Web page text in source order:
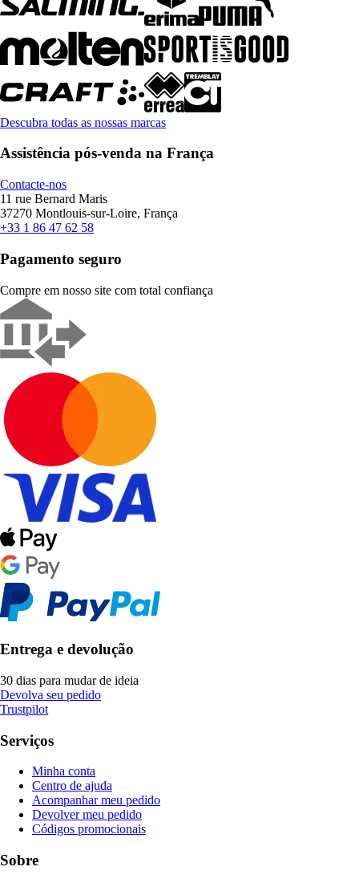
Descubra todas as nossas marcas
Assistência pós-venda na França
Contacte-nos
11 rue Bernard Maris
37270 Montlouis-sur-Loire, França
+33 1 86 47 62 58
Pagamento seguro
Compre em nosso site com total confiança
Entrega e devolução
30 dias para mudar de ideia
Devolva seu pedido
Trustpilot
Serviços
Minha conta
Centro de ajuda
Acompanhar meu pedido
Devolver meu pedido
Códigos promocionais
Sobre